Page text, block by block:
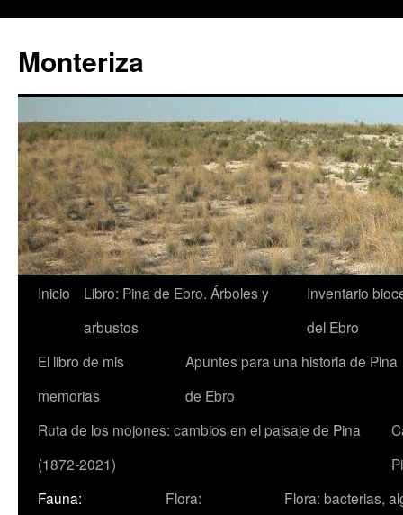
Monteriza
Saltar
contenido
Inicio
Libro: Pina de Ebro. Árboles y
arbustos
Inventario
del Ebro
El libro de mis
memorias
Apuntes para una historia de Pina
de Ebro
Ruta de los mojones: cambios en el paisaje de Pina
(1872-2021)
Fauna:
Flora:
Flora: bacterias,